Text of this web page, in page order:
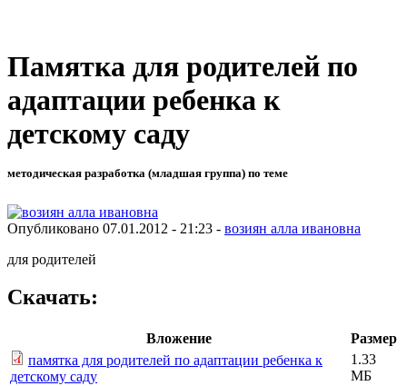
Памятка для родителей по
адаптации ребенка к
детскому саду
методическая разработка (младшая группа) по теме
Опубликовано 07.01.2012 - 21:23 - возиян алла ивановна
для родителей
Скачать:
Вложение
Размер
памятка для родителей по адаптации ребенка к
детскому саду
1.33
МБ